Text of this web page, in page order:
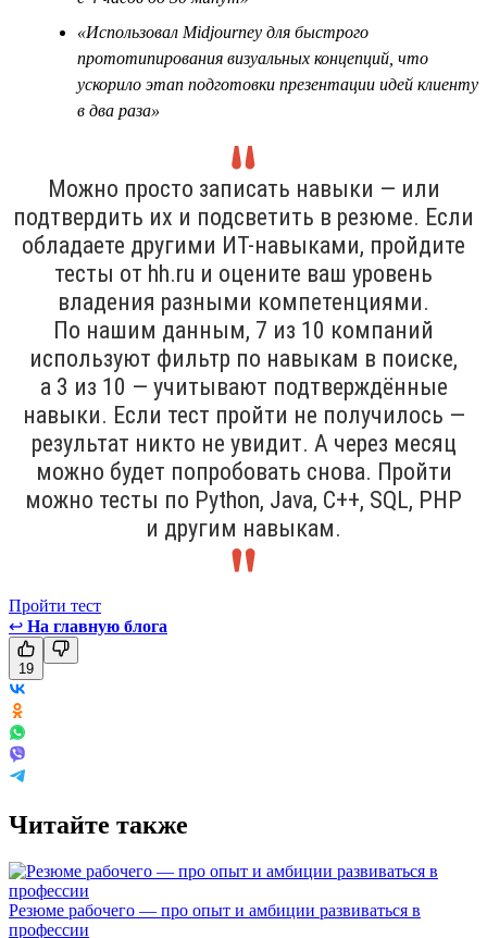
«Использовал Midjourney для быстрого
прототипирования визуальных концепций, что
ускорило этап подготовки презентации идей клиенту
в два раза»
Можно просто записать навыки — или
подтвердить их и подсветить в резюме. Если
обладаете другими ИТ-навыками, пройдите
тесты от hh.ru и оцените ваш уровень
владения разными компетенциями.
По нашим данным, 7 из 10 компаний
используют фильтр по навыкам в поиске,
а 3 из 10 — учитывают подтверждённые
навыки. Если тест пройти не получилось —
результат никто не увидит. А через месяц
можно будет попробовать снова. Пройти
можно тесты по Python, Java, С++, SQL, PHP
и другим навыкам.
Пройти тест
↩ На главную блога
19
Читайте также
Резюме рабочего — про опыт и амбиции развиваться в
профессии